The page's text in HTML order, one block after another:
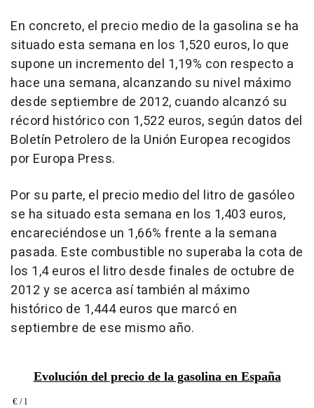
En concreto, el precio medio de la gasolina se ha
situado esta semana en los 1,520 euros, lo que
supone un incremento del 1,19% con respecto a
hace una semana, alcanzando su nivel máximo
desde septiembre de 2012, cuando alcanzó su
récord histórico con 1,522 euros, según datos del
Boletín Petrolero de la Unión Europea recogidos
por Europa Press.
Por su parte, el precio medio del litro de gasóleo
se ha situado esta semana en los 1,403 euros,
encareciéndose un 1,66% frente a la semana
pasada. Este combustible no superaba la cota de
los 1,4 euros el litro desde finales de octubre de
2012 y se acerca así también al máximo
histórico de 1,444 euros que marcó en
septiembre de ese mismo año.